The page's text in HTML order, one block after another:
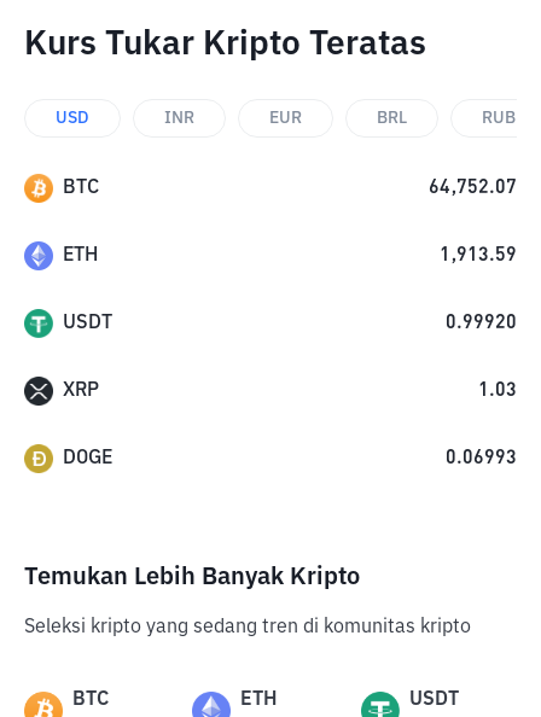
Kurs Tukar Kripto Teratas
USD INR EUR BRL RUB
BTC 64,752.07
ETH 1,913.59
USDT 0.99920
XRP 1.03
DOGE 0.06993
Temukan Lebih Banyak Kripto
Seleksi kripto yang sedang tren di komunitas kripto
BTC ETH USDT